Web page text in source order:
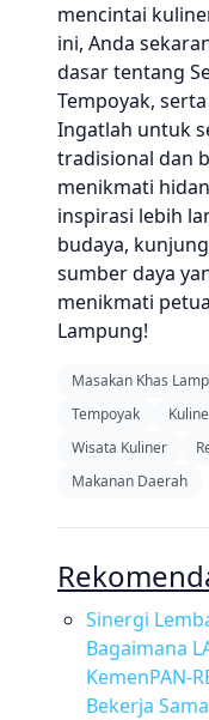
mencintai
ini, Anda
dasar tentang
Tempoyak,
Ingatlah untuk
tradisional dan
menikmati
inspirasi lebih
budaya,
sumber daya
menikmati
Lampung!
Masakan Khas
Tempoyak
Wisata Kuliner
Makanan Daerah
Sinergi
Bagaimana
KemenPAN-
Bekerja